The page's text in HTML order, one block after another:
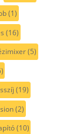
(1)
(16)
(5)
(19)
(2)
(10)